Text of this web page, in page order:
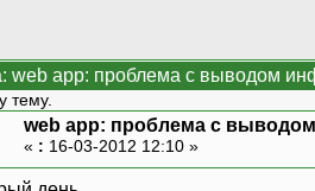
web app: проблема с выводом
тему.
web app: проблема с
« : 16-03-2012 12:10 »